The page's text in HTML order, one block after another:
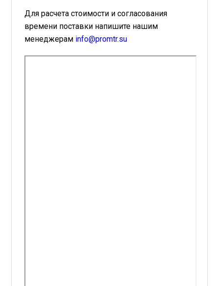
Для расчета стоимости и согласования
времени поставки напишите нашим
менеджерам info@promtr.su